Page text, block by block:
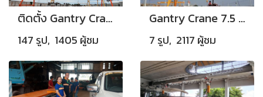
ติดตั้ง Gantry Crane Capacity 5 Tons
147 รูป, 1405 ผู้ชม
Gantry Crane 7.5 Tons (Bay2-Nakornpratom)
7 รูป, 2117 ผู้ชม